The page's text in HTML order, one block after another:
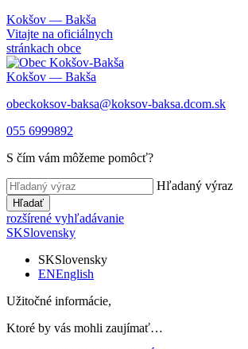
Kokšov — Bakša
Vitajte na oficiálnych
stránkach obce
Kokšov — Bakša
obeckoksov-baksa@koksov-baksa.dcom.sk
055 6999892
S čím vám môžeme pomôcť?
Hľadaný výraz
Hľadať
rozšírené vyhľadávanie
SKSlovensky
SKSlovensky
ENEnglish
Užitočné informácie,
Ktoré by vás mohli zaujímať…